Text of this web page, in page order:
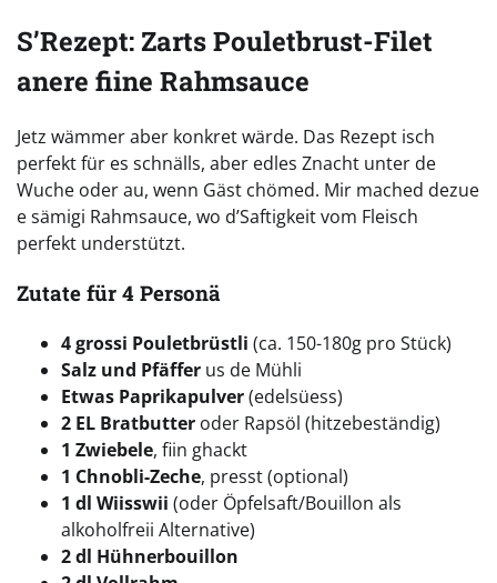
S’Rezept: Zarts Pouletbrust-Filet
anere fiine Rahmsauce
Jetz wämmer aber konkret wärde. Das Rezept isch
perfekt für es schnälls, aber edles Znacht unter de
Wuche oder au, wenn Gäst chömed. Mir mached dezue
e sämigi Rahmsauce, wo d’Saftigkeit vom Fleisch
perfekt understützt.
Zutate für 4 Personä
4 grossi Pouletbrüstli (ca. 150-180g pro Stück)
Salz und Pfäffer us de Mühli
Etwas Paprikapulver(edelsüess)
2 EL Bratbutter oder Rapsöl (hitzebeständig)
1 Zwiebele, fiin ghackt
1 Chnobli-Zeche, presst (optional)
1 dl Wiisswii (oder Öpfelsaft/Bouillon als
alkoholfreii Alternative)
2 dl Hühnerbouillon